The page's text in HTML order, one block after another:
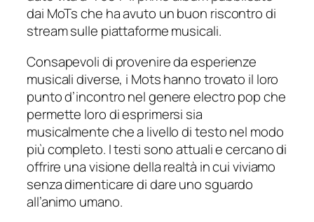
dai MoTs che ha avuto un buon riscontro di
stream sulle piattaforme musicali.
Consapevoli di provenire da esperienze
musicali diverse, i Mots hanno trovato il loro
punto d’incontro nel genere electro pop che
permette loro di esprimersi sia
musicalmente che a livello di testo nel modo
più completo. I testi sono attuali e cercano di
offrire una visione della realtà in cui viviamo
senza dimenticare di dare uno sguardo
all’animo umano.